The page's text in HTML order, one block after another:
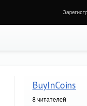
BuyInCoins
8 читателей